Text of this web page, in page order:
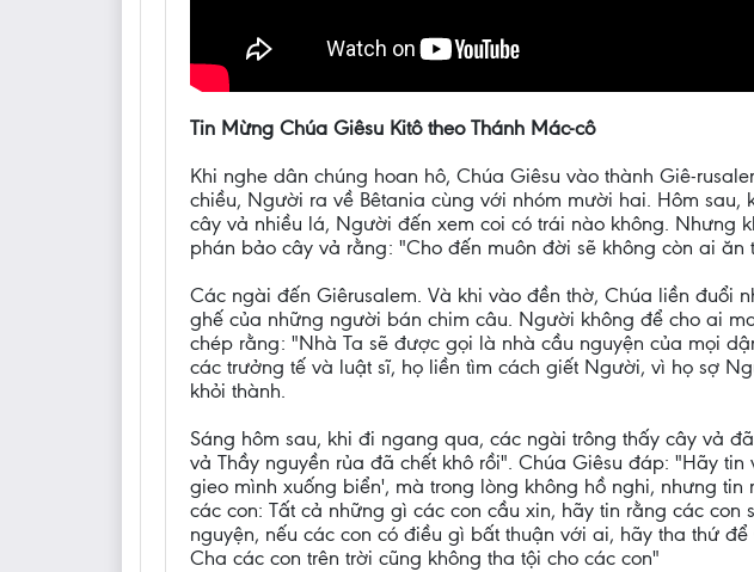
Tin Mừng Chúa Giêsu Kitô theo Thánh Mác-cô
Khi nghe dân chúng hoan hô, Chúa Giêsu vào thành Giê-
chiều, Người ra về Bêtania cùng với nhóm mười hai. Hôm
cây vả nhiều lá, Người đến xem coi có trái nào không.
phán bảo cây vả rằng: "Cho đến muôn đời sẽ không còn ai
Các ngài đến Giêrusalem. Và khi vào đền thờ, Chúa liền
ghế của những người bán chim câu. Người không để cho ai
chép rằng: "Nhà Ta sẽ được gọi là nhà cầu nguyện của mọi
các trưởng tế và luật sĩ, họ liền tìm cách giết Người, vì họ sợ
khỏi thành.
Sáng hôm sau, khi đi ngang qua, các ngài trông thấy cây vả
vả Thầy nguyền rủa đã chết khô rồi". Chúa Giêsu đáp: "Hãy
gieo mình xuống biển', mà trong lòng không hồ nghi, nhưng
các con: Tất cả những gì các con cầu xin, hãy tin rằng các
nguyện, nếu các con có điều gì bất thuận với ai, hãy tha thứ
Cha các con trên trời cũng không tha tội cho các con"